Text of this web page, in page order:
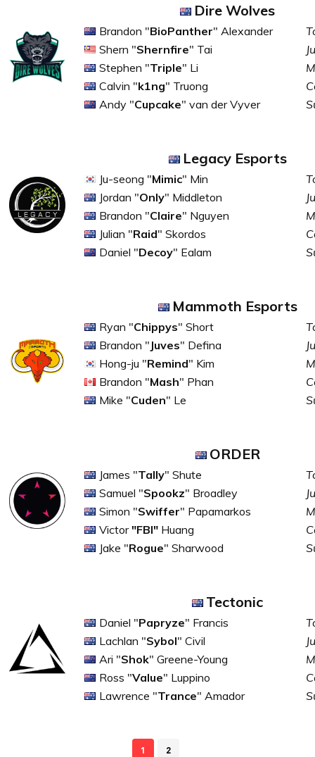
Dire Wolves
Brandon "BioPanther" Alexander
Shern "Shernfire" Tai
Stephen "Triple" Li
Calvin "k1ng" Truong
Andy "Cupcake" van der Vyver
Legacy Esports
Ju-seong "Mimic" Min
Jordan "Only" Middleton
Brandon "Claire" Nguyen
Julian "Raid" Skordos
Daniel "Decoy" Ealam
Mammoth Esports
Ryan "Chippys" Short
Brandon " Juves" Defina
Hong-ju "Remind" Kim
Brandon "Mash" Phan
Mike "Cuden" Le
ORDER
James "Tally" Shute
Samuel "Spookz" Broadley
Simon "Swiffer" Papamarkos
Victor"FBI" Huang
Jake "Rogue" Sharwood
Tectonic
Daniel "Papryze" Francis
Lachlan "Sybol" Civil
Ari "Shok" Greene-Young
Ross "Value" Luppino
Lawrence "Trance" Amador
1 2